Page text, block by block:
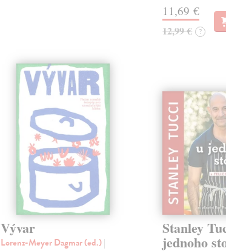
11,69 €
12,99 € ?
Vývar
Lorenz-Meyer Dagmar (ed.)|
Stanley
jednoho